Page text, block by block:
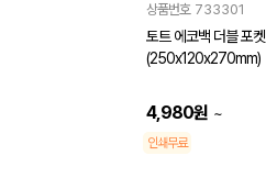
상품번호 733301
토트 에코백 더블 포켓
(250x120x270mm)
4,980원 ~
인쇄무료